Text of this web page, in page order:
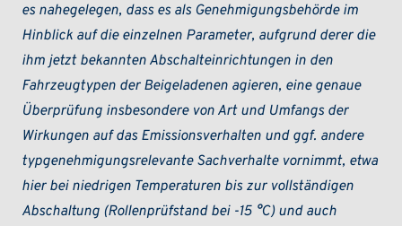
es nahegelegen, dass es als Genehmigungsbehörde im
Hinblick auf die einzelnen Parameter, aufgrund derer die
ihm jetzt bekannten Abschalteinrichtungen in den
Fahrzeugtypen der Beigeladenen agieren, eine genaue
Überprüfung insbesondere von Art und Umfangs der
Wirkungen auf das Emissionsverhalten und ggf. andere
typgenehmigungsrelevante Sachverhalte vornimmt, etwa
hier bei niedrigen Temperaturen bis zur vollständigen
Abschaltung (Rollenprüfstand bei -15 °C) und auch